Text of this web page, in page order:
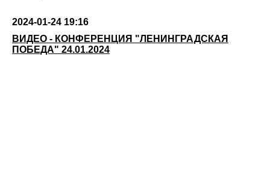
2024-01-24 19:16
ВИДЕО - КОНФЕРЕНЦИЯ "ЛЕНИНГРАДСКАЯ
ПОБЕДА" 24.01.2024